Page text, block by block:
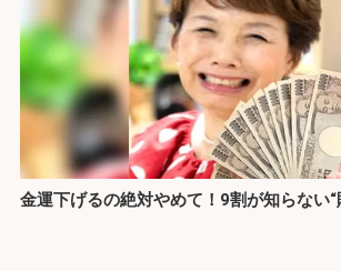
金運下げるの絶対やめて！9割が知らない“